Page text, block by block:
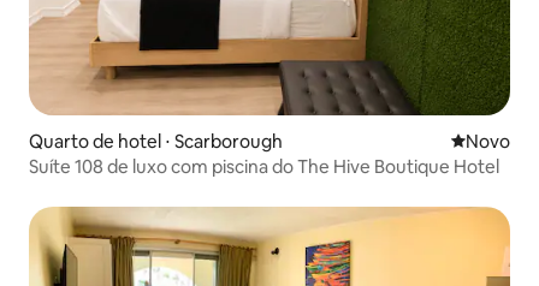
Quarto de hotel ⋅ Scarborough Novo
Novo
Suíte 108 de luxo com piscina do The Hive Boutique Hotel